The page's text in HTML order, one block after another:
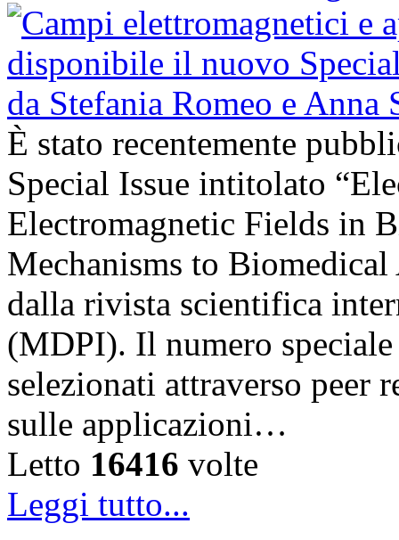
È stato recentemente
Special Issue intitolato
Electromagnetic Fields in
Mechanisms to
dalla rivista scientifica
(MDPI). Il numero
selezionati attraverso peer
sulle applicazioni…
Letto 16416 volte
Leggi tutto...